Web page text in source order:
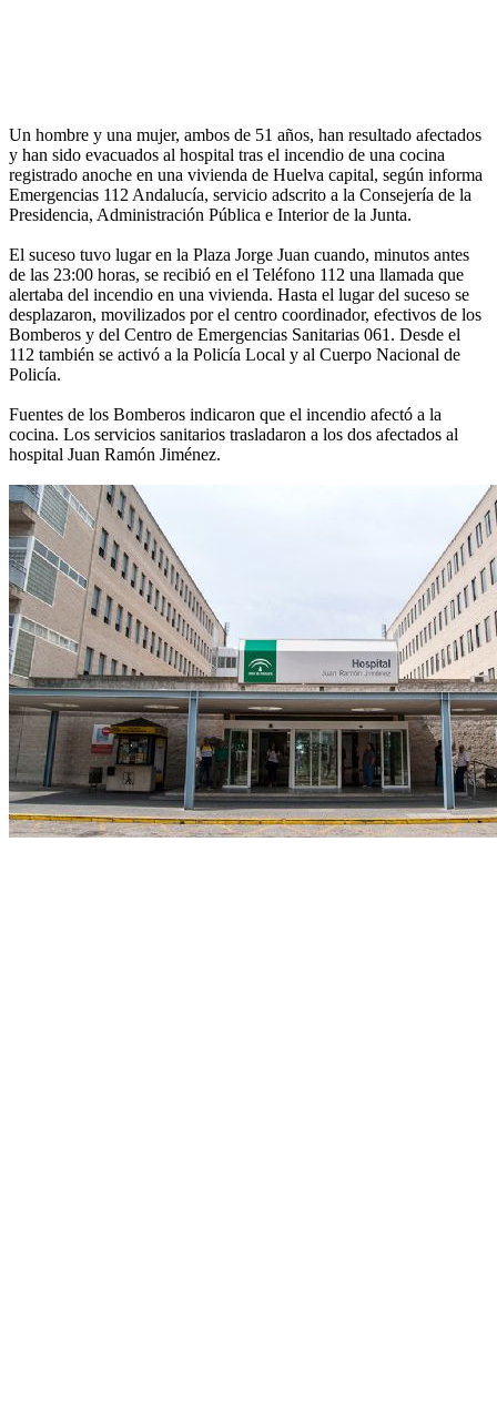
Un hombre y una mujer, ambos de 51 años, han resultado afectados
y han sido evacuados al hospital tras el incendio de una cocina
registrado anoche en una vivienda de Huelva capital, según informa
Emergencias 112 Andalucía, servicio adscrito a la Consejería de la
Presidencia, Administración Pública e Interior de la Junta.
El suceso tuvo lugar en la Plaza Jorge Juan cuando, minutos antes
de las 23:00 horas, se recibió en el Teléfono 112 una llamada que
alertaba del incendio en una vivienda. Hasta el lugar del suceso se
desplazaron, movilizados por el centro coordinador, efectivos de los
Bomberos y del Centro de Emergencias Sanitarias 061. Desde el
112 también se activó a la Policía Local y al Cuerpo Nacional de
Policía.
Fuentes de los Bomberos indicaron que el incendio afectó a la
cocina. Los servicios sanitarios trasladaron a los dos afectados al
hospital Juan Ramón Jiménez.